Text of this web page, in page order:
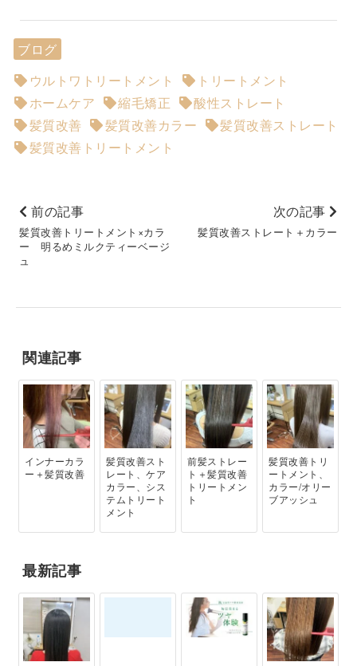
ブログ
ウルトワトリートメント
トリートメント
ホームケア
縮毛矯正
酸性ストレート
髪質改善
髪質改善カラー
髪質改善ストレート
髪質改善トリートメント
前の記事
髪質改善トリートメント×カラ
ー 明るめミルクティーベージ
ュ
次の記事
髪質改善ストレート＋カラー
関連記事
インナーカラ
ー＋髪質改善
髪質改善スト
レート、ケア
カラー、シス
テムトリート
メント
前髪ストレー
ト＋髪質改善
トリートメン
ト
髪質改善トリ
ートメント、
カラー/オリー
ブアッシュ
最新記事